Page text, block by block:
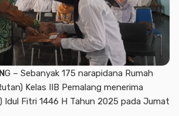
G – Sebanyak 175 narapidana Rumah
Kelas IIB Pemalang menerima
Idul Fitri 1446 H Tahun 2025 pada Jumat